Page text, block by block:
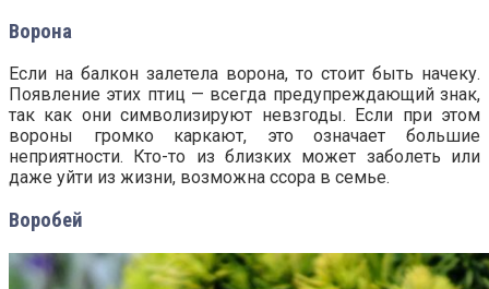
Ворона
Если на балкон залетела ворона, то стоит быть начеку.
Появление этих птиц — всегда предупреждающий знак,
так как они символизируют невзгоды. Если при этом
вороны громко каркают, это означает большие
неприятности. Кто-то из близких может заболеть или
даже уйти из жизни, возможна ссора в семье.
Воробей